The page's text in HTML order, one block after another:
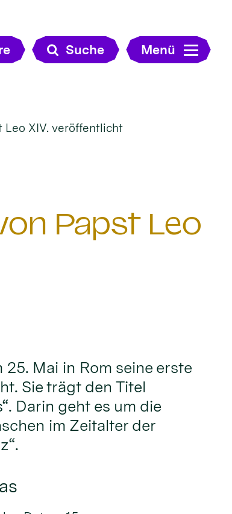
Suche Menü
Leo XIV. veröffentlicht
Papst Leo
25. Mai in Rom seine erste
Sie trägt den Titel
Darin geht es um die
im Zeitalter der